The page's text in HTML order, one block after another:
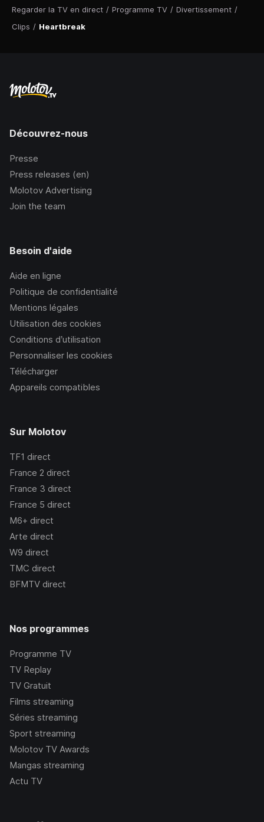
Regarder la TV en direct / Programme TV / Divertissement /
Clips / Heartbreak
Découvrez-nous
Presse
Press releases (en)
Molotov Advertising
Join the team
Besoin d'aide
Aide en ligne
Politique de confidentialité
Mentions légales
Utilisation des cookies
Conditions d’utilisation
Personnaliser les cookies
Télécharger
Appareils compatibles
Sur Molotov
TF1 direct
France 2 direct
France 3 direct
France 5 direct
M6+ direct
Arte direct
W9 direct
TMC direct
BFMTV direct
Nos programmes
Programme TV
TV Replay
TV Gratuit
Films streaming
Séries streaming
Sport streaming
Molotov TV Awards
Mangas streaming
Actu TV